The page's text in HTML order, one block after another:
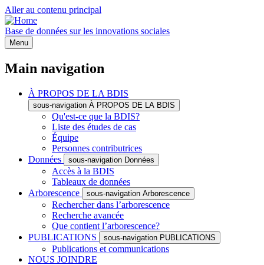
Aller au contenu principal
Base de données sur les innovations sociales
Menu
Main navigation
À PROPOS DE LA BDIS
sous-navigation À PROPOS DE LA BDIS
Qu'est-ce que la BDIS?
Liste des études de cas
Équipe
Personnes contributrices
Données
sous-navigation Données
Accès à la BDIS
Tableaux de données
Arborescence
sous-navigation Arborescence
Rechercher dans l’arborescence
Recherche avancée
Que contient l’arborescence?
PUBLICATIONS
sous-navigation PUBLICATIONS
Publications et communications
NOUS JOINDRE